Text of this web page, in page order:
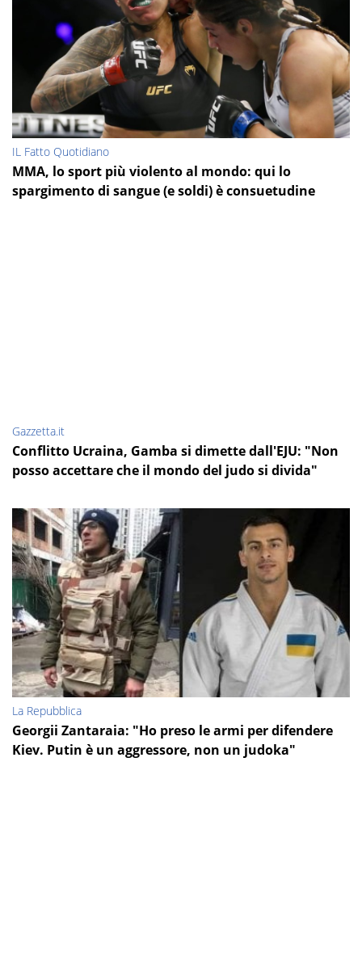
IL Fatto Quotidiano
MMA, lo sport più violento al mondo: qui lo
spargimento di sangue (e soldi) è consuetudine
Gazzetta.it
Conflitto Ucraina, Gamba si dimette dall'EJU: "Non
posso accettare che il mondo del judo si divida"
La Repubblica
Georgii Zantaraia: "Ho preso le armi per difendere
Kiev. Putin è un aggressore, non un judoka"